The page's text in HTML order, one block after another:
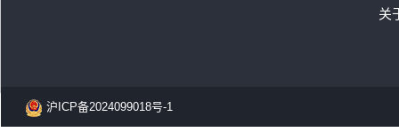
关
沪ICP备2024099018号-1